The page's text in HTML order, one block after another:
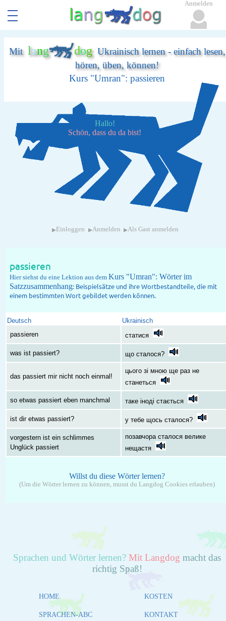
Mit lang dogUkrainisch lernen - einfach lesen,
hören, üben, können!
Kurs "Umran": passieren
Hallo!
Schön, dass du da bist!
▸ Einloggen ▸Anmelden ▸Als Gast anmelden
passieren
Hier siehst du eine Lektion aus dem Kurs "Umran": Wörter im
Satzzusammenhang: Beispielsätze und ihre Wortbestandteile, die mit
einem bestimmten Wort gebildet werden können.
Deutsch
Ukrainisch
passieren
статися
was ist passiert? що сталося?
das passiert mir nicht noch einmal!
цього зі мною ще раз не
станеться
so etwas passiert eben manchmal таке іноді стається
ist dir etwas passiert? у тебе щось сталося?
vorgestern ist ein schlimmes
Unglück passiert
позавчора сталося велике
нещастя
Willst du diese Wörter lernen?
(Um die Wörter lernen zu können, musst du Langdog Cookies erlauben)
Sprachen und Wörter lernen? Mit Langdog macht das
richtig Spaß!
HOME
SPRACHEN-ABC
KOSTEN
KONTAKT
Anmelden